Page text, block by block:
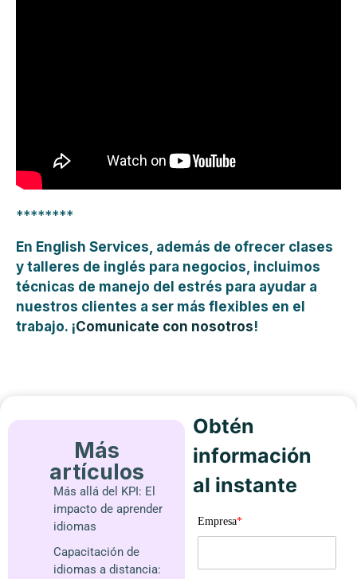
********
En English Services, además de ofrecer clases
y talleres de inglés para negocios, incluimos
técnicas de manejo del estrés para ayudar a
nuestros clientes a ser más flexibles en el
trabajo. ¡Comunicate con nosotros!
Más
artículos
Más allá del KPI: El
impacto de aprender
idiomas
Capacitación de
idiomas a distancia:
Obtén
información
al instante
Empresa*